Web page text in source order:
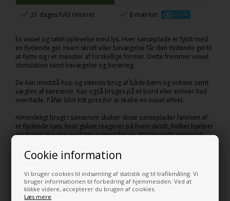
Cookie information
Vi bruger cookies til indsamling af statistik og til trafikmåling. Vi
bruger informationen til forbedring af hjemmesiden. Ved at
klikke videre, accepterer du brugen af cookies.
Læs mere
21 dages fuld returret E-mærket
En visuel og taktil oplevelse med lys. Hver sanseplade er fyldt med
en flydende gel. Hvert skridt eller bevægelse får den flydende gel til
at flytte sig i et mønster af forskellige former. Dette fremmer visuel
stimulation samt bevægelse og berøring.
De kan modstå hop og intensiv brug af både børn og voksne samt
vægten af kørestole. Kan også bruges på et bord eller enhver flad
overflade. Påfør blot lidt pres for at skabe en visuel effekt.
Almindeligt brugt i sanserum skaber disse sanseplader følelsen af
et flydende rum, hvor gulvet reagerer på hvert skridt, hvilket hjælper
med at skabe den perfekte ramme for en afslappende sensorisk
Funktioner:
Hvert skridt og hver bevægelse får farverne til at skifte i et mønster
af forskellige former
Kan også bruges på et bord eller enhver flad overflade
Vandtæt og kan bære op til 500 kg pr. flise